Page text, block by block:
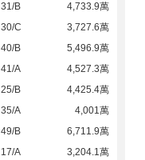
31/B
4,733.9萬
30/C
3,727.6萬
40/B
5,496.9萬
41/A
4,527.3萬
25/B
4,425.4萬
35/A
4,001萬
49/B
6,711.9萬
17/A
3,204.1萬